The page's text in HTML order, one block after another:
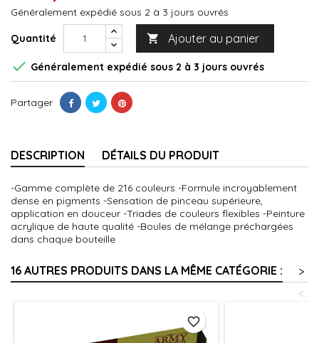
Généralement expédié sous 2 à 3 jours ouvrés
Quantité  Ajouter au panier
 Généralement expédié sous 2 à 3 jours ouvrés
Partager
DESCRIPTION DÉTAILS DU PRODUIT
-Gamme complète de 216 couleurs -Formule incroyablement
dense en pigments -Sensation de pinceau supérieure,
application en douceur -Triades de couleurs flexibles -Peinture
acrylique de haute qualité -Boules de mélange préchargées
dans chaque bouteille
16 AUTRES PRODUITS DANS LA MÊME CATÉGORIE :
>
<
favorite_border